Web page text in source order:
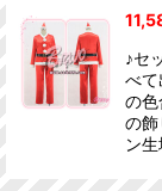
♪セ
べ
の色
の
ン